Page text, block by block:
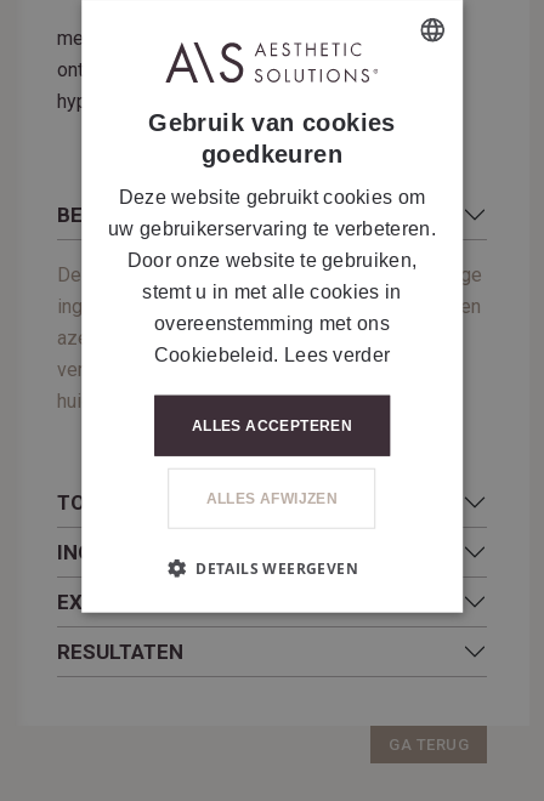
mesopeel® MD melanoplus touch is speciaal
ontwikkeld voor de intensieve behandeling van
hyperpigmentatie en melasma.
BESCHRIJVING
Deze geavanceerde formule combineert krachtige
ingrediënten zoals tranexaminezuur, kojinezuur, en
azelaïnezuur om pigmentatie effectief te
verminderen, de huid te verhelderen en de
huidtoon te egaliseren.
TOEPASSING
INGREDIËNTEN
EXTRA INFORMATIE
RESULTATEN
GA TERUG
FRENCH
Gebruik van cookies
goedkeuren
Deze website gebruikt cookies om
uw gebruikerservaring te verbeteren.
Door onze website te gebruiken,
stemt u in met alle cookies in
overeenstemming met ons
Cookiebeleid.
Lees verder
ALLES ACCEPTEREN
ALLES AFWIJZEN
DETAILS WEERGEVEN